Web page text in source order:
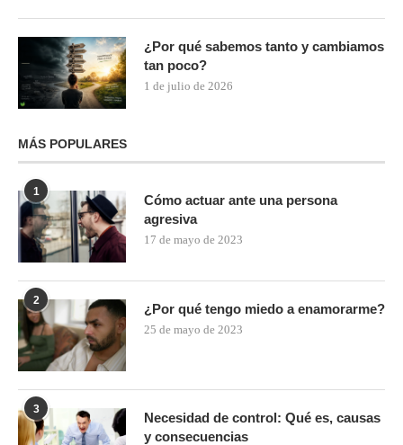
¿Por qué sabemos tanto y cambiamos
tan poco?
1 de julio de 2026
MÁS POPULARES
1
Cómo actuar ante una persona
agresiva
17 de mayo de 2023
2
¿Por qué tengo miedo a enamorarme?
25 de mayo de 2023
3
Necesidad de control: Qué es, causas
y consecuencias